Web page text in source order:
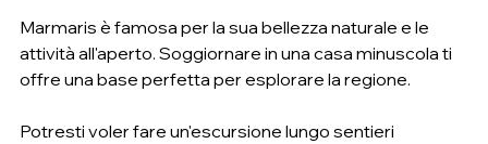
Marmaris è famosa per la sua bellezza naturale e le
attività all'aperto. Soggiornare in una casa minuscola ti
offre una base perfetta per esplorare la regione.
Potresti voler fare un'escursione lungo sentieri